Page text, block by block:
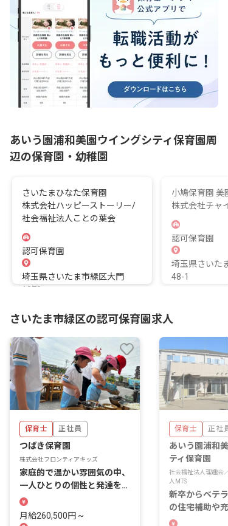
あいう園浦和美園ウイングシティ保育園周
辺の保育園・幼稚園
さいたまひなた保育園
株式会社ハッピーストーリー/
社会福祉法人ことの葉会
認可保育園
埼玉県さいたま市緑区大門
1278
小鳩保育園 美園
株式会社チャ
認可保育園
埼玉県さいた
48-1
さいたま市緑区の認可保育園求人
保育士 正社員
つばき保育園
株式会社フロンティアキッズ
家庭的で温かい雰囲気の中、
一人ひとりの個性と発達を大
切にしています
月給260,500円 ~
保育士 正社員
あいう園浦和
ティ保育園
社会福祉法人理趣会
人MTS
新卒からベテ
の住宅補助や
の下で働けます